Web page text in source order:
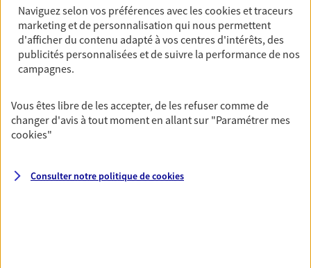
Multirisque Entreprise
Gagnez en simplicité et en sérénité avec votre
assurance multirisque entreprise. Un contrat
équipements et stocks… sans oublier votre
responsabilité civile.
Découvrir l'offre Multirisque Entreprise
Naviguez selon vos préférences avec lescookies et traceurs
marketing et de personnalisation qui nous permettent
d'afficher du contenu adapté à vos centres d'intérêts, des
publicités personnalisées et de suivre la performance de nos
campagnes.
Vous êtes libre de les accepter, de les refuser comme de
changer d'avis à tout moment en allant sur "Paramétrer mes
cookies"
Consulter notre politique decookies